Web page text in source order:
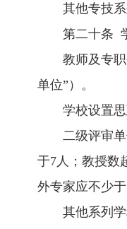
其他专技
第二十条
教师及专
单位”）。
学校设置
二级评审
于7人；教授数
外专家应不少于
其他系列